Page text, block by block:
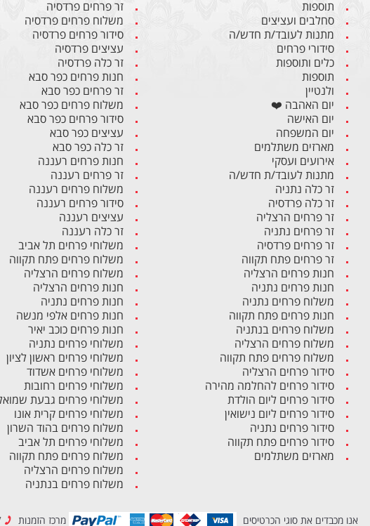
תוספות
סחלבים ועציצים
מתנות לעובד/ת חדש/ה
סידורי פרחים
כלים ותוספות
תוספות
ולנטיין
יום האהבה ❤️
יום האישה
יום המשפחה
מארזים משתלמים
אירועים ועסקי
מתנות לעובד/ת חדש/ה
זר כלה נתניה
זר כלה פרדסיה
זר פרחים הרצליה
זר פרחים נתניה
זר פרחים פרדסיה
זר פרחים פתח תקווה
חנות פרחים הרצליה
חנות פרחים נתניה
משלוח פרחים נתניה
חנות פרחים פתח תקווה
משלוח פרחים בנתניה
משלוח פרחים הרצליה
משלוח פרחים פתח תקווה
סידור פרחים הרצליה
סידור פרחים להחלמה מהירה
סידור פרחים ליום הולדת
סידור פרחים ליום נישואין
סידור פרחים נתניה
סידור פרחים פתח תקווה
מארזים משתלמים
זר פרחים פרדסיה
משלוח פרחים פרדסיה
סידור פרחים פרדסיה
עציצים פרדסיה
זר כלה פרדסיה
חנות פרחים כפר סבא
זר פרחים כפר סבא
משלוח פרחים כפר סבא
סידור פרחים כפר סבא
עציצים כפר סבא
זר כלה כפר סבא
חנות פרחים רעננה
זר פרחים רעננה
משלוח פרחים רעננה
סידור פרחים רעננה
עציצים רעננה
זר כלה רעננה
משלוחי פרחים תל אביב
משלוח פרחים פתח תקווה
משלוח פרחים הרצליה
חנות פרחים הרצליה
חנות פרחים נתניה
חנות פרחים אלפי מנשה
חנות פרחים כוכב יאיר
משלוחי פרחים נתניה
משלוחי פרחים ראשון לציון
משלוחי פרחים אשדוד
משלוחי פרחים רחובות
משלוחי פרחים גבעת
משלוחי פרחים קרית אונו
משלוח פרחים בהוד השרון
משלוחי פרחים תל אביב
משלוח פרחים פתח תקווה
משלוח פרחים הרצליה
משלוח פרחים בנתניה
אנו מכבדים את סוגי הכרטיסים מרכז הזמנות